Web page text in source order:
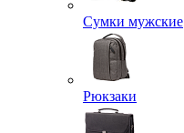
Сумки мужские
Рюкзаки